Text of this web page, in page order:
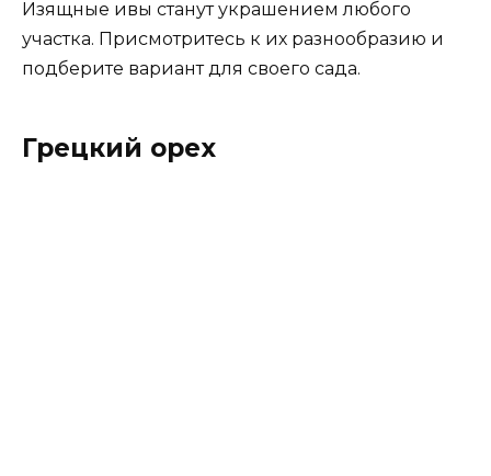
Изящные ивы станут украшением любого
участка. Присмотритесь к их разнообразию и
подберите вариант для своего сада.
Грецкий орех